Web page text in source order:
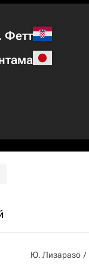
Фетт
Ю. Лизаразо